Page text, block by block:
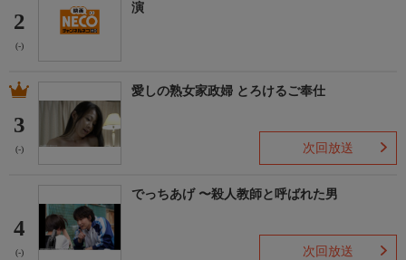
2
(-)
演
3
(-)
愛しの熟女家政婦 とろけるご奉仕
次回放送
4
(-)
でっちあげ 〜殺人教師と呼ばれた男
次回放送